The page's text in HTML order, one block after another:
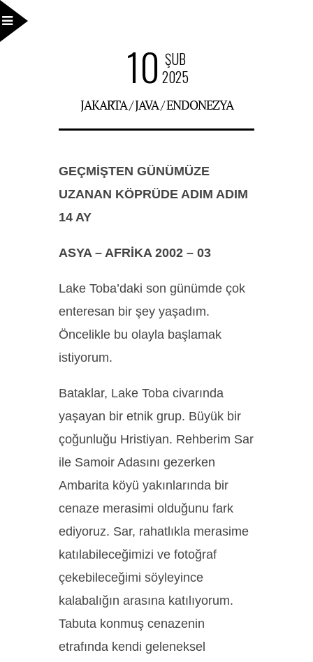
10 ŞUB
2025
JAKARTA / JAVA / ENDONEZYA
GEÇMİŞTEN GÜNÜMÜZE
UZANAN KÖPRÜDE ADIM ADIM
14 AY
ASYA – AFRİKA 2002 – 03
Lake Toba’daki son günümde çok
enteresan bir şey yaşadım.
Öncelikle bu olayla başlamak
istiyorum.
Bataklar, Lake Toba civarında
yaşayan bir etnik grup. Büyük bir
çoğunluğu Hristiyan. Rehberim Sar
ile Samoir Adasını gezerken
Ambarita köyü yakınlarında bir
cenaze merasimi olduğunu fark
ediyoruz. Sar, rahatlıkla merasime
katılabileceğimizi ve fotoğraf
çekebileceğimi söyleyince
kalabalığın arasına katılıyorum.
Tabuta konmuş cenazenin
etrafında kendi geleneksel